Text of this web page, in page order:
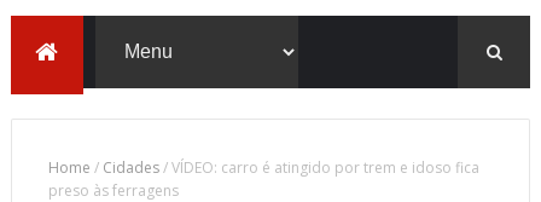
Home / Cidades/VÍDEO: carro é atingido por trem e idoso fica
preso às ferragens